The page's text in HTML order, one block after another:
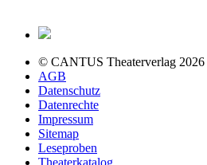
© CANTUS Theaterverlag 2026
AGB
Datenschutz
Datenrechte
Impressum
Sitemap
Leseproben
Theaterkatalog